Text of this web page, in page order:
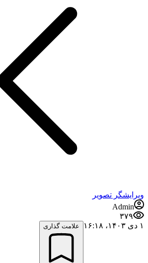
ویرایشگر تصویر
Admin
۳۷۹
۱ دی ۱۴۰۳،‏ ۱۶:۱۸
علامت گذاری